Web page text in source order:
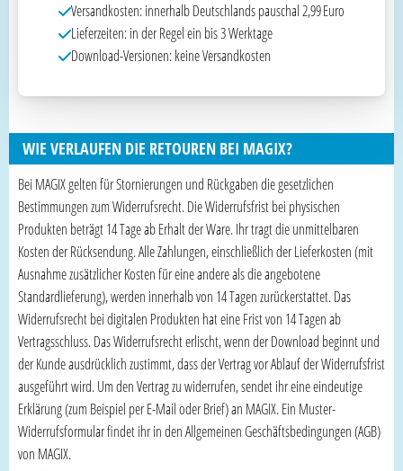
Versandkosten: innerhalb Deutschlands pauschal 2,99 Euro
Lieferzeiten: in der Regel ein bis 3 Werktage
Download-Versionen: keine Versandkosten
WIE VERLAUFEN DIE RETOUREN BEI MAGIX?
Bei MAGIX gelten für Stornierungen und Rückgaben die gesetzlichen
Bestimmungen zum Widerrufsrecht. Die Widerrufsfrist bei physischen
Produkten beträgt 14 Tage ab Erhalt der Ware. Ihr tragt die unmittelbaren
Kosten der Rücksendung. Alle Zahlungen, einschließlich der Lieferkosten (mit
Ausnahme zusätzlicher Kosten für eine andere als die angebotene
Standardlieferung), werden innerhalb von 14 Tagen zurückerstattet. Das
Widerrufsrecht bei digitalen Produkten hat eine Frist von 14 Tagen ab
Vertragsschluss. Das Widerrufsrecht erlischt, wenn der Download beginnt und
der Kunde ausdrücklich zustimmt, dass der Vertrag vor Ablauf der Widerrufsfrist
ausgeführt wird. Um den Vertrag zu widerrufen, sendet ihr eine eindeutige
Erklärung (zum Beispiel per E-Mail oder Brief) an MAGIX. Ein Muster-
Widerrufsformular findet ihr in den Allgemeinen Geschäftsbedingungen (AGB)
von MAGIX.